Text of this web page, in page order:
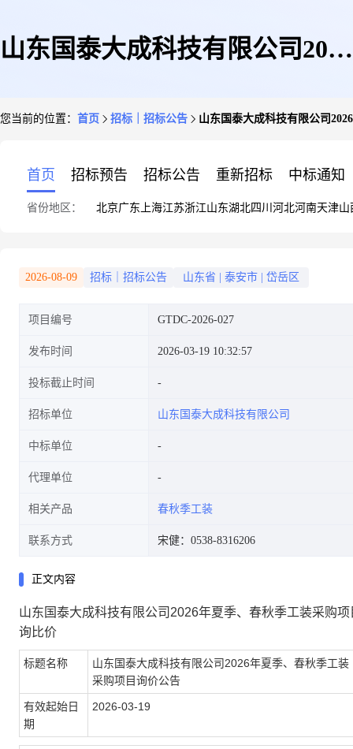
山东国泰大成科技有限公司2026
您当前的位置： 首页 招标｜招标公告 山东国泰大成科技有限公司
首页 招标预告 招标公告 重新招标 中标通知
省份地区： 北京广东 上海江苏浙江山东湖北四川 河北河南天津山
2026-08-09 招标｜招标公告 山东省 泰安市 岱岳区
项目编号 GTDC-2026-027
发布时间 2026-03-19 10:32:57
投标截止时间
招标单位 山东国泰大成科技有限公司
中标单位
代理单位
相关产品 春秋季工装
联系方式 宋健：0538-8316206
正文内容
山东国泰大成科技有限公司2026年夏季、春秋季工装采购
询比价
标题名称
山东国泰大成科技有限公司2026年夏季、春秋季工装
采购项目询价公告
有效起始日
期
2026-03-19